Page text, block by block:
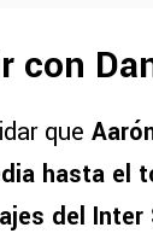
con
que
hasta el
del Inter